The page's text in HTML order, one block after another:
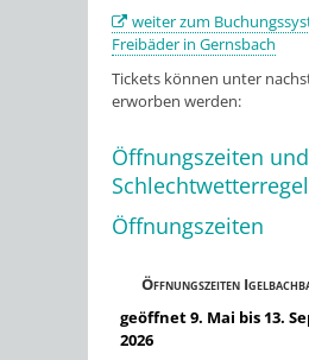
weiter zum
Freibäder in Gernsbach
Tickets können unter
erworben werden:
Öffnungszeiten und
Öffnungszeiten
Öffnungszeiten
geöffnet 9. Mai bis 13.
2026